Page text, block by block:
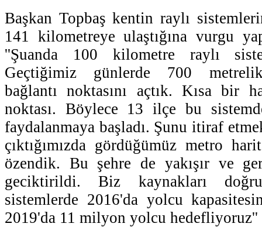
Başkan Topbaş kentin raylı
141 kilometreye ulaştığına vurgu
''Şuanda 100 kilometre raylı
Geçtiğimiz günlerde 700 metrelik
bağlantı noktasını açtık. Kısa bir
noktası. Böylece 13 ilçe bu
faydalanmaya başladı. Şunu itiraf
çıktığımızda gördüğümüz metro
özendik. Bu şehre de yakışır ve
geciktirildi. Biz kaynakları
sistemlerde 2016'da yolcu
2019'da 11 milyon yolcu